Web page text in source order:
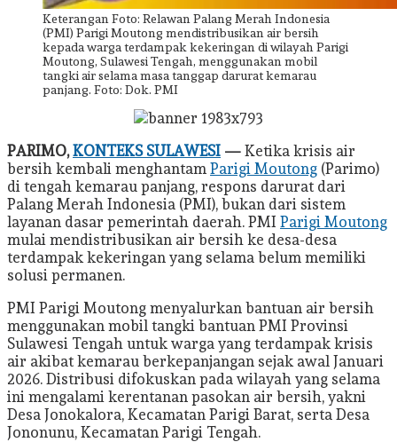
Keterangan Foto: Relawan Palang Merah Indonesia
(PMI) Parigi Moutong mendistribusikan air bersih
kepada warga terdampak kekeringan di wilayah Parigi
Moutong, Sulawesi Tengah, menggunakan mobil
tangki air selama masa tanggap darurat kemarau
panjang. Foto: Dok. PMI
PARIMO,KONTEKS SULAWESI — Ketika krisis air
bersih kembali menghantam Parigi Moutong (Parimo)
di tengah kemarau panjang, respons darurat dari
Palang Merah Indonesia (PMI), bukan dari sistem
layanan dasar pemerintah daerah. PMI Parigi Moutong
mulai mendistribusikan air bersih ke desa-desa
terdampak kekeringan yang selama belum memiliki
solusi permanen.
PMI Parigi Moutong menyalurkan bantuan air bersih
menggunakan mobil tangki bantuan PMI Provinsi
Sulawesi Tengah untuk warga yang terdampak krisis
air akibat kemarau berkepanjangan sejak awal Januari
2026. Distribusi difokuskan pada wilayah yang selama
ini mengalami kerentanan pasokan air bersih, yakni
Desa Jonokalora, Kecamatan Parigi Barat, serta Desa
Jononunu, Kecamatan Parigi Tengah.